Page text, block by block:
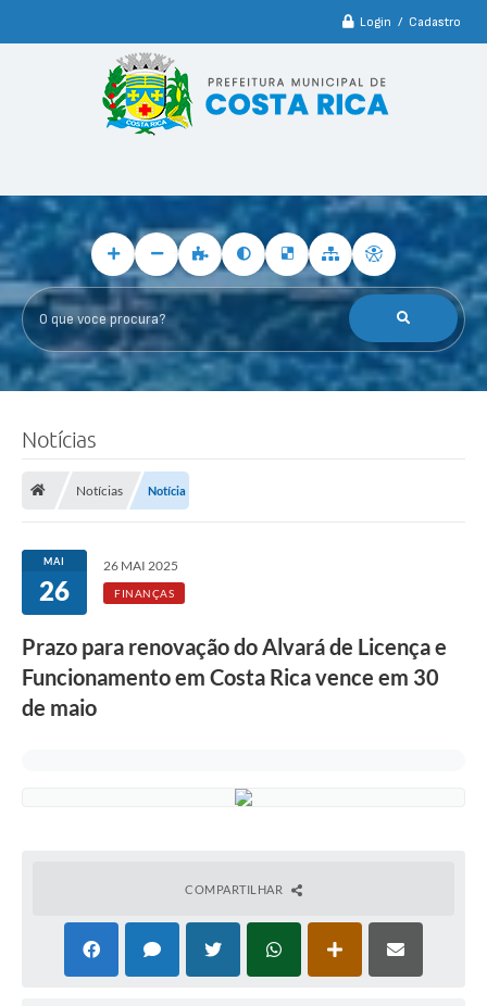
Login / Cadastro
O que voce procura?
Notícias
Notícias Notícia
MAI
26
26 MAI 2025
FINANÇAS
Prazo para renovação do Alvará de Licença e
Funcionamento em Costa Rica vence em 30
de maio
COMPARTILHAR